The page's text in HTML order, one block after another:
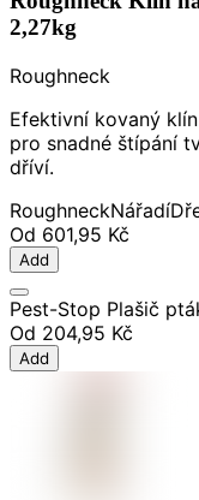
2,27kg
Roughneck
Efektivní kovaný
pro snadné štípání
dříví.
RoughneckNářadí
Od 601,95 Kč
Add
Pest-Stop Plašič
Od 204,95 Kč
Add